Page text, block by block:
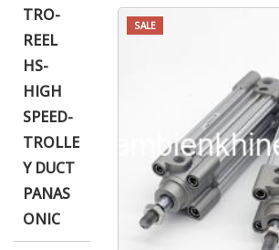
TRO-
REEL
HS-
HIGH
SPEED-
TROLLE
Y DUCT
PANAS
ONIC
SALE